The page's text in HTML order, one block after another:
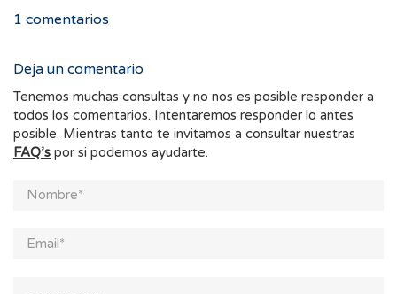
1 comentarios
Deja un comentario
Tenemos muchas consultas y no nos es posible responder a
todos los comentarios. Intentaremos responder lo antes
posible. Mientras tanto te invitamos a consultar nuestras
FAQ’s por si podemos ayudarte.